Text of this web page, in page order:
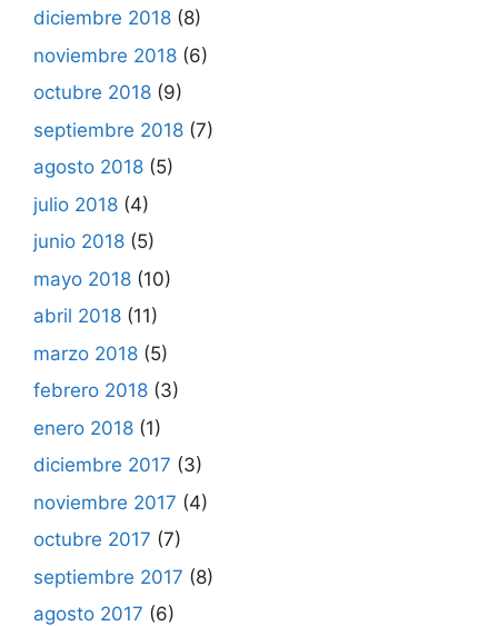
diciembre 2018 (8)
noviembre 2018 (6)
octubre 2018 (9)
septiembre 2018 (7)
agosto 2018 (5)
julio 2018 (4)
junio 2018 (5)
mayo 2018 (10)
abril 2018 (11)
marzo 2018 (5)
febrero 2018 (3)
enero 2018 (1)
diciembre 2017 (3)
noviembre 2017 (4)
octubre 2017 (7)
septiembre 2017 (8)
agosto 2017 (6)